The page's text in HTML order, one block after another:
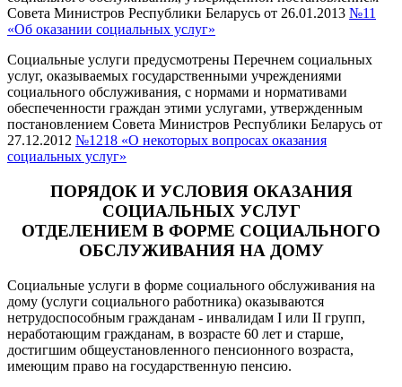
Совета Министров Республики Беларусь от 26.01.2013 №11
«Об оказании социальных услуг»
Социальные услуги предусмотрены Перечнем социальных
услуг, оказываемых государственными учреждениями
социального обслуживания, с нормами и нормативами
обеспеченности граждан этими услугами, утвержденным
постановлением Совета Министров Республики Беларусь от
27.12.2012 №1218 «О некоторых вопросах оказания
социальных услуг»
ПОРЯДОК И УСЛОВИЯ ОКАЗАНИЯ
СОЦИАЛЬНЫХ УСЛУГ
ОТДЕЛЕНИЕМ В ФОРМЕ СОЦИАЛЬНОГО
ОБСЛУЖИВАНИЯ НА ДОМУ
Социальные услуги в форме социального обслуживания на
дому (услуги социального работника) оказываются
нетрудоспособным гражданам - инвалидам I или II групп,
неработающим гражданам, в возрасте 60 лет и старше,
достигшим общеустановленного пенсионного возраста,
имеющим право на государственную пенсию.